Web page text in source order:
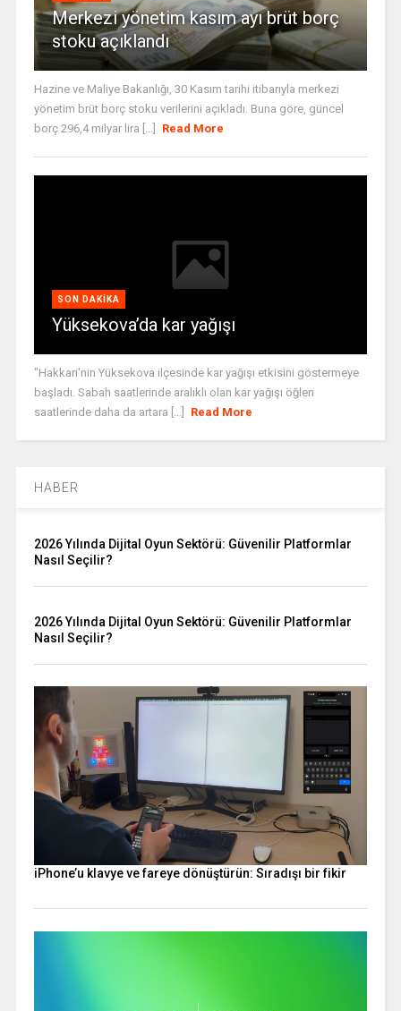
Merkezi yönetim kasım ayı brüt borç
stoku açıklandı
Hazine ve Maliye Bakanlığı, 30 Kasım tarihi itibarıyla merkezi
yönetim brüt borç stoku verilerini açıkladı. Buna göre, güncel
borç 296,4 milyar lira [...]
Read More
SON DAKIKA
Yüksekova’da kar yağışı
"Hakkari'nin Yüksekova ilçesinde kar yağışı etkisini göstermeye
başladı. Sabah saatlerinde aralıklı olan kar yağışı öğlen
saatlerinde daha da artara [...]
Read More
HABER
2026 Yılında Dijital Oyun Sektörü: Güvenilir Platformlar
Nasıl Seçilir?
2026 Yılında Dijital Oyun Sektörü: Güvenilir Platformlar
Nasıl Seçilir?
iPhone’u klavye ve fareye dönüştürün: Sıradışı bir fikir